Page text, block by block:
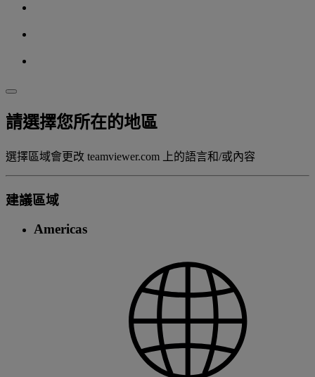
請選擇您所在的地區
選擇區域會更改 teamviewer.com 上的語言和/或內容
建議區域
Americas